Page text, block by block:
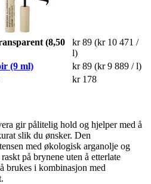
(8,50
kr 89 (kr 10 471 /
l)
(9 ml)
kr 89 (kr 9 889 / l)
kr 178
gir pålitelig hold og hjelper med å
slik du ønsker. Den
med økologisk arganolje og
på brynene uten å etterlate
brukes i kombinasjon med